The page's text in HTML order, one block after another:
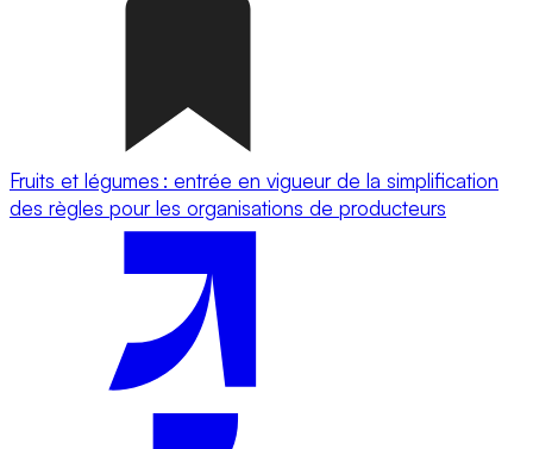
Fruits et légumes : entrée en vigueur de la simplification
des règles pour les organisations de producteurs